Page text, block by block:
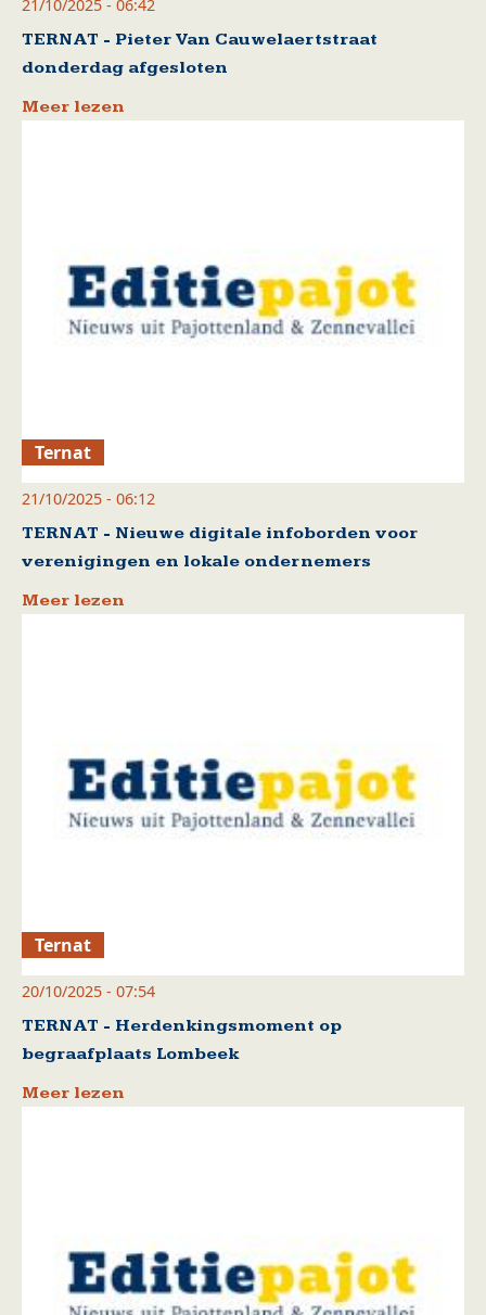
21/10/2025 - 06:42
TERNAT - Pieter Van Cauwelaertstraat
donderdag afgesloten
Meer lezen
Ternat
21/10/2025 - 06:12
TERNAT - Nieuwe digitale infoborden voor
verenigingen en lokale ondernemers
Meer lezen
Ternat
20/10/2025 - 07:54
TERNAT - Herdenkingsmoment op
begraafplaats Lombeek
Meer lezen